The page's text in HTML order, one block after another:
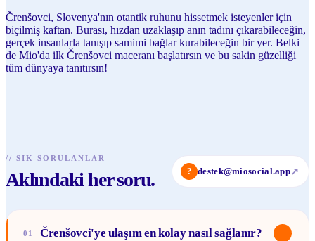
Črenšovci, Slovenya'nın otantik ruhunu hissetmek isteyenler için
biçilmiş kaftan. Burası, hızdan uzaklaşıp anın tadını çıkarabileceğin,
gerçek insanlarla tanışıp samimi bağlar kurabileceğin bir yer. Belki
de Mio'da ilk Črenšovci maceranı başlatırsın ve bu sakin güzelliği
tüm dünyaya tanıtırsın!
// SIK SORULANLAR
Aklındaki her soru. ? destek@miosocial.app↗
01 Črenšovci'ye ulaşım en kolay nasıl sağlanır? −